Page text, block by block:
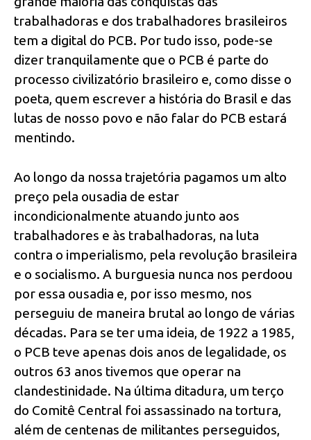
trabalhadoras e dos trabalhadores brasileiros
tem a digital do PCB. Por tudo isso, pode-se
dizer tranquilamente que o PCB é parte do
processo civilizatório brasileiro e, como disse o
poeta, quem escrever a história do Brasil e das
lutas de nosso povo e não falar do PCB estará
mentindo.
Ao longo da nossa trajetória pagamos um alto
preço pela ousadia de estar
incondicionalmente atuando junto aos
trabalhadores e às trabalhadoras, na luta
contra o imperialismo, pela revolução brasileira
e o socialismo. A burguesia nunca nos perdoou
por essa ousadia e, por isso mesmo, nos
perseguiu de maneira brutal ao longo de várias
décadas. Para se ter uma ideia, de 1922 a 1985,
o PCB teve apenas dois anos de legalidade, os
outros 63 anos tivemos que operar na
clandestinidade. Na última ditadura, um terço
do Comitê Central foi assassinado na tortura,
além de centenas de militantes perseguidos,